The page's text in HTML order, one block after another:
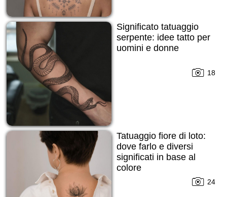
Significato tatuaggio
serpente: idee tatto per
uomini e donne
18
Tatuaggio fiore di loto:
dove farlo e diversi
significati in base al
colore
24